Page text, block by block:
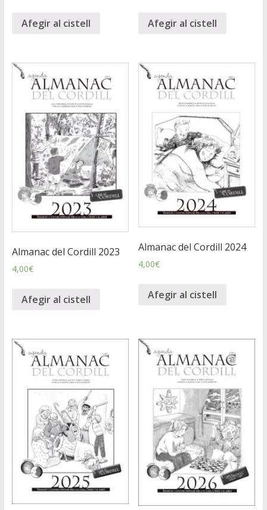
Afegir al cistell Afegir al cistell
Almanac del Cordill 2023
4,00€
Afegir al cistell
Almanac del Cordill 2024
4,00€
Afegir al cistell